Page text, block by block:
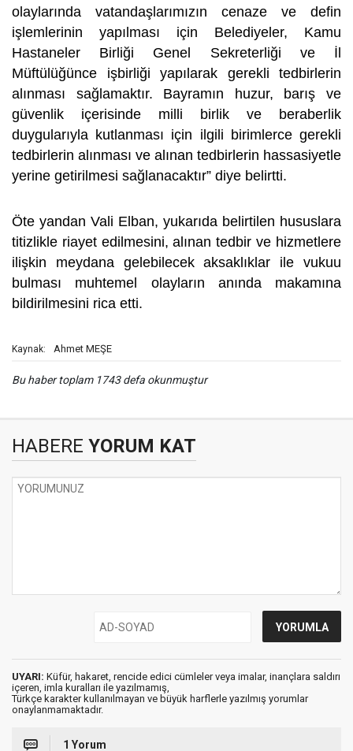
olaylarında vatandaşlarımızın cenaze ve defin
işlemlerinin yapılması için Belediyeler, Kamu
Hastaneler Birliği Genel Sekreterliği ve İl
Müftülüğünce işbirliği yapılarak gerekli tedbirlerin
alınması sağlamaktır. Bayramın huzur, barış ve
güvenlik içerisinde milli birlik ve beraberlik
duygularıyla kutlanması için ilgili birimlerce gerekli
tedbirlerin alınması ve alınan tedbirlerin hassasiyetle
yerine getirilmesi sağlanacaktır” diye belirtti.
Öte yandan Vali Elban, yukarıda belirtilen hususlara
titizlikle riayet edilmesini, alınan tedbir ve hizmetlere
ilişkin meydana gelebilecek aksaklıklar ile vukuu
bulması muhtemel olayların anında makamına
bildirilmesini rica etti.
Kaynak: Ahmet MEŞE
Bu haber toplam 1743 defa okunmuştur
HABERE YORUM KAT
UYARI: Küfür, hakaret, rencide edici cümleler veya imalar, inançlara saldırı
içeren, imla kuralları ile yazılmamış,
Türkçe karakter kullanılmayan ve büyük harflerle yazılmış yorumlar
onaylanmamaktadır.
1 Yorum